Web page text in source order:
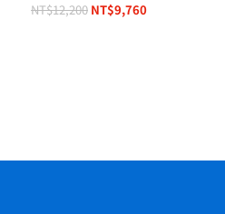
NT$12,200 NT$9,760